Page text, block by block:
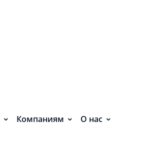
Компаниям О нас